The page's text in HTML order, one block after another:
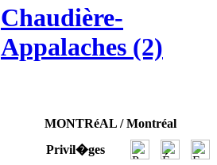
Chaudière-
Appalaches (2)
MONTRéAL / Montréal
Privil�ges